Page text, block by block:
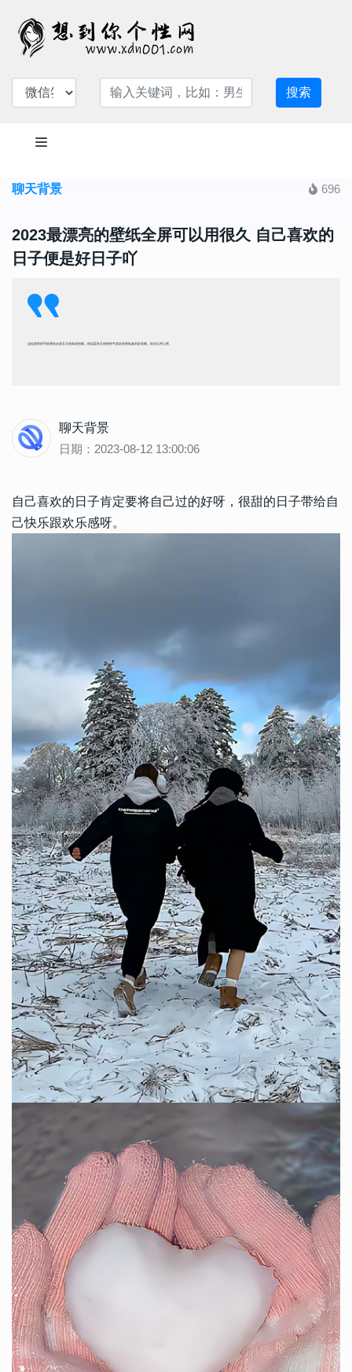
搜索
聊天背景 696
2023最漂亮的壁纸全屏可以用很久 自己喜欢的
日子便是好日子吖
这组漂亮的手机壁纸全屏且又很高清的哦，很温柔的又很绝的气质款的壁纸真的好美哦，给自己用上吧。
聊天背景
日期：2023-08-12 13:00:06
自己喜欢的日子肯定要将自己过的好呀，很甜的日子带给自
己快乐跟欢乐感呀。